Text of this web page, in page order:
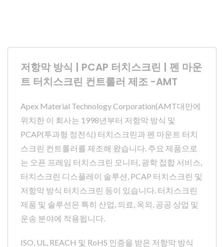
저항막 방식 | PCAP 터치스크린 | 펜 마운
트 터치스크린 컨트롤러 제조 -AMT
Apex Material Technology Corporation(AMT대만에
위치한 이 회사는 1998년부터 저항막 방식 및
PCAP(투과형 정전식) 터치스크린과 펜 마운트 터치
스크린 컨트롤러를 제조해 왔습니다. 주요 제품으로
는 오픈 프레임 터치스크린 모니터, 광학 접합 서비스,
터치스크린 디스플레이 솔루션, PCAP 터치스크린 및
저항막 방식 터치스크린 등이 있습니다. 터치스크린
제품 및 솔루션은 특히 산업, 의료, 옥외, 공공 상업 및
운송 분야에 적용됩니다.
ISO, UL, REACH 및 RoHS 인증을 받은 저항막 방식